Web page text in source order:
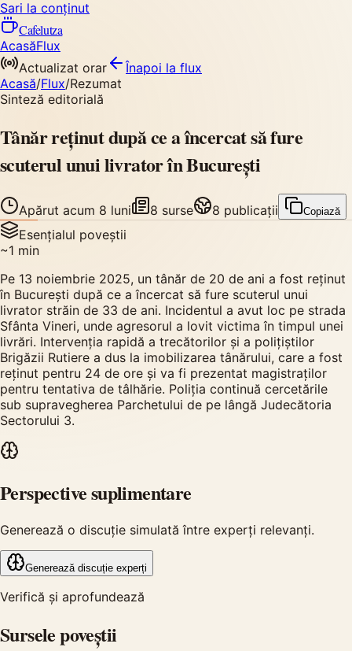
Sari la conținut
Cafelutza
AcasăFlux
Actualizat orar
Înapoi la flux
Acasă/Flux/Rezumat
Sinteză editorială
Tânăr reținut după ce a încercat să fure
scuterul unui livrator în București
Apărut acum 8 luni 8 surse 8 publicații Copiază
Esențialul poveștii
~1 min
Pe 13 noiembrie 2025, un tânăr de 20 de ani a fost reținut
în București după ce a încercat să fure scuterul unui
livrator străin de 33 de ani. Incidentul a avut loc pe strada
Sfânta Vineri, unde agresorul a lovit victima în timpul unei
livrări. Intervenția rapidă a trecătorilor și a polițiștilor
Brigăzii Rutiere a dus la imobilizarea tânărului, care a fost
reținut pentru 24 de ore și va fi prezentat magistraților
pentru tentativa de tâlhărie. Poliția continuă cercetările
sub supravegherea Parchetului de pe lângă Judecătoria
Sectorului 3.
Perspective suplimentare
Generează o discuție simulată între experți relevanți.
Generează discuție experți
Verifică și aprofundează
Sursele poveștii